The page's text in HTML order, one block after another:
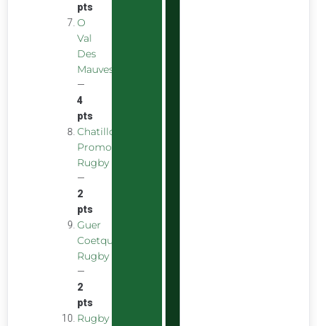
pts
O
Val
Des
Mauves
—
4
pts
Chatillon
Promotion
Rugby
—
2
pts
Guer
Coetquidan
Rugby
—
2
pts
Rugby